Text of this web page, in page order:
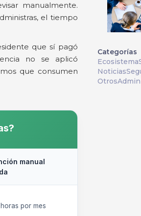
manualmente.
el tiempo
que sí pagó
no se aplicó
que consumen
manual
por mes
Categorías
Ecosistema
Noticias
Otros